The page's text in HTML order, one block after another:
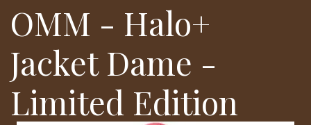
OMM - Halo+
Jacket Dame -
Limited Edition